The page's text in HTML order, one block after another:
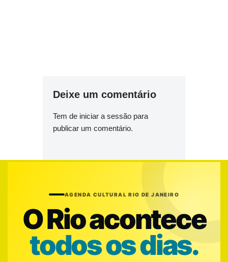
Deixe um comentário
Tem de iniciar a sessão para
publicar um comentário.
AGENDA CULTURAL RIO DE JANEIRO
O Rio acontece
todos os dias.